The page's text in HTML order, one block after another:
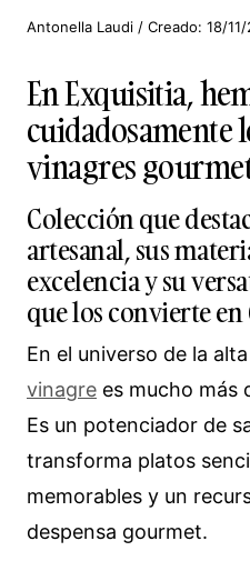
Antonella Laudi / Creado: 18/
En Exquisitia,
cuidadosamente
vinagres
Colección que
artesanal, sus
excelencia y su
que los convierte
En el universo de la
vinagre es mucho más
Es un potenciador de
transforma platos
memorables y un
despensa gourmet.